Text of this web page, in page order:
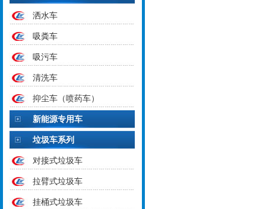
洒水车
吸粪车
吸污车
清洗车
抑尘车（喷药车）
新能源专用车
垃圾车系列
对接式垃圾车
拉臂式垃圾车
挂桶式垃圾车